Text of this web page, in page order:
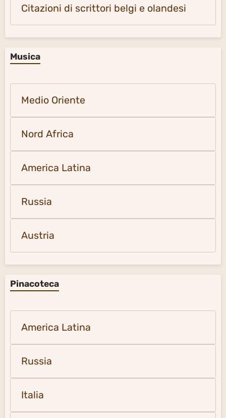
Citazioni di scrittori belgi e olandesi
Musica
Medio Oriente
Nord Africa
America Latina
Russia
Austria
Pinacoteca
America Latina
Russia
Italia